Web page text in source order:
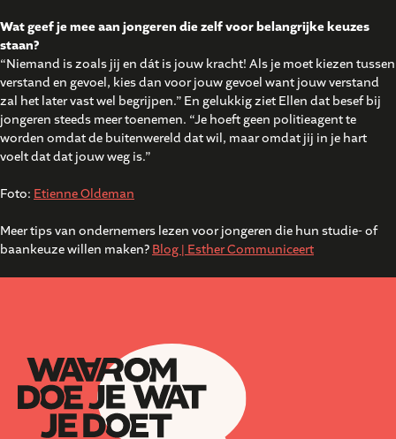
Wat geef je mee aan jongeren die zelf voor belangrijke keuzes
staan?
“Niemand is zoals jij en dát is jouw kracht! Als je moet kiezen tussen
verstand en gevoel, kies dan voor jouw gevoel want jouw verstand
zal het later vast wel begrijpen.” En gelukkig ziet Ellen dat besef bij
jongeren steeds meer toenemen. “Je hoeft geen politieagent te
worden omdat de buitenwereld dat wil, maar omdat jij in je hart
voelt dat dat jouw weg is.”
Foto: Etienne Oldeman
Meer tips van ondernemers lezen voor jongeren die hun studie- of
baankeuze willen maken? Blog | Esther Communiceert